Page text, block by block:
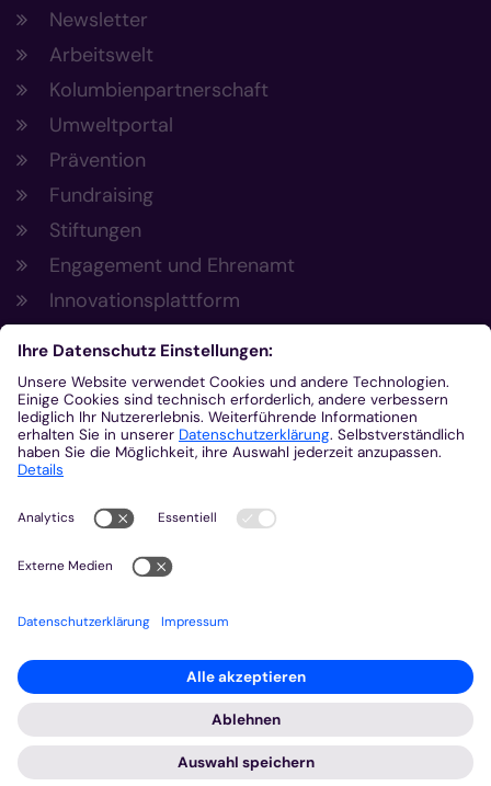
Newsletter
Arbeitswelt
Kolumbienpartnerschaft
Umweltportal
Prävention
Fundraising
Stiftungen
Engagement und Ehrenamt
Innovationsplattform
Aus der Plattform
Nachrichten
Veranstaltungen
Gottesdienste
Stellenangebote
Kirchenzeitung
Amtsblatt (Kirchlicher Anzeiger)
Rechtsdatenbank
Meldestelle gemäß Hinweisgeberschutzgesetz
2026 © Bistum Aachen
Impressum
Datenschutzerklärung